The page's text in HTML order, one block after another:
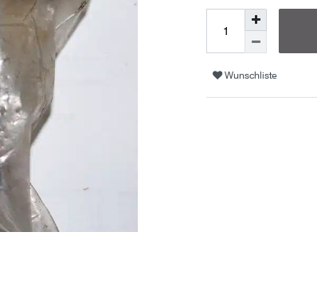
Wunschliste